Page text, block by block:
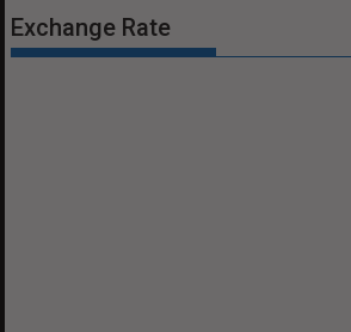
Exchange Rate